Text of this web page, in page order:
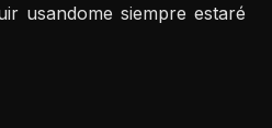
usandome siempre estaré